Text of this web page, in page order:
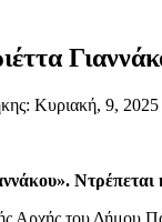
Κυριακή, 9,
Ντρέπεται
Αρχής του Δήμου